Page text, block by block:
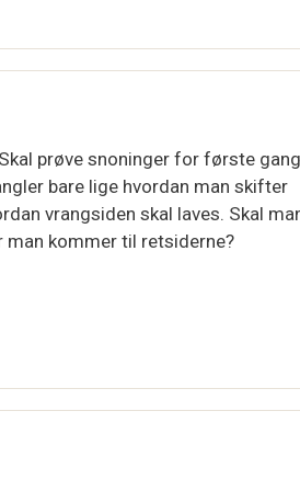
prøve snoninger for første
bare lige hvordan man skifter
vrangsiden skal laves. Skal
kommer til retsiderne?